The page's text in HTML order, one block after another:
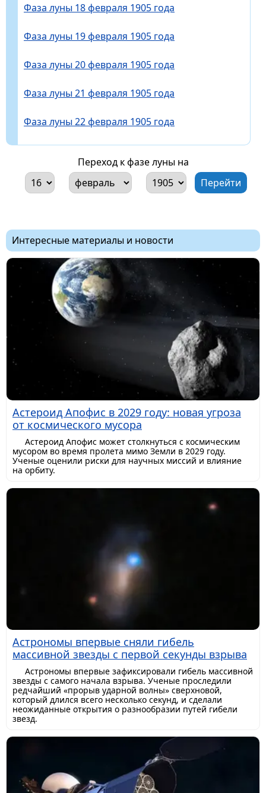
Фаза луны 18 февраля 1905 года
Фаза луны 19 февраля 1905 года
Фаза луны 20 февраля 1905 года
Фаза луны 21 февраля 1905 года
Фаза луны 22 февраля 1905 года
Переход к фазе луны на
Интересные материалы и новости
Астероид Апофис в 2029 году: новая угроза
от космического мусора
Астероид Апофис может столкнуться с космическим
мусором во время пролета мимо Земли в 2029 году.
Ученые оценили риски для научных миссий и влияние
на орбиту.
Астрономы впервые сняли гибель
массивной звезды с первой секунды взрыва
Астрономы впервые зафиксировали гибель массивной
звезды с самого начала взрыва. Ученые проследили
редчайший «прорыв ударной волны» сверхновой,
который длился всего несколько секунд, и сделали
неожиданные открытия о разнообразии путей гибели
звезд.